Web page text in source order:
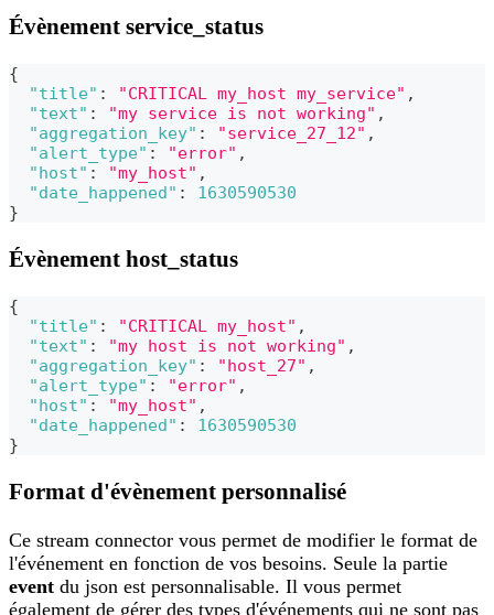
Évènement service_status
{
"title" : "CRITICAL my_host my_service" ,
"text" : "my service is not working" ,
"aggregation_key" : "service_27_12" ,
"alert_type" : "error" ,
"host" : "my_host" ,
"date_happened" :
1630590530
}
Évènement host_status
{
"title" : "CRITICAL my_host" ,
"text" : "my host is not working" ,
"aggregation_key" : "host_27" ,
"alert_type" : "error" ,
"host" : "my_host" ,
"date_happened" :
1630590530
}
Format d'évènement personnalisé
Ce stream connector vous permet de modifier le format de
l'événement en fonction de vos besoins. Seule la partie
event du json est personnalisable. Il vous permet
également de gérer des types d'événements qui ne sont pas